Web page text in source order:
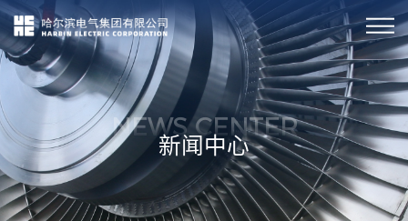
NEWS CENTER
新闻中心